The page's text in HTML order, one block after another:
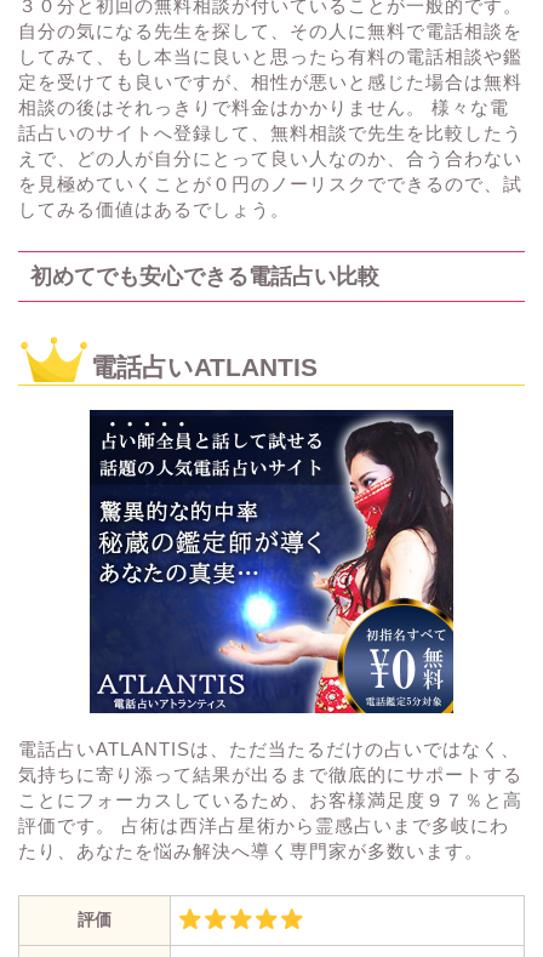
３０分と初回の無料相談が付いていることが一般的です。
自分の気になる先生を探して、その人に無料で電話相談を
してみて、もし本当に良いと思ったら有料の電話相談や鑑
定を受けても良いですが、相性が悪いと感じた場合は無料
相談の後はそれっきりで料金はかかりません。 様々な電
話占いのサイトへ登録して、無料相談で先生を比較したう
えで、どの人が自分にとって良い人なのか、合う合わない
を見極めていくことが０円のノーリスクでできるので、試
してみる価値はあるでしょう。
初めてでも安心できる電話占い比較
電話占いATLANTIS
電話占いATLANTISは、ただ当たるだけの占いではなく、
気持ちに寄り添って結果が出るまで徹底的にサポートする
ことにフォーカスしているため、お客様満足度９７％と高
評価です。 占術は西洋占星術から霊感占いまで多岐にわ
たり、あなたを悩み解決へ導く専門家が多数います。
評価